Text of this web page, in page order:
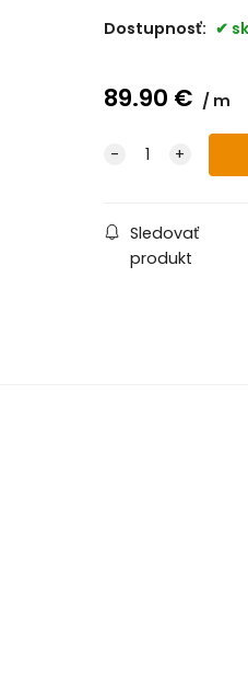
Dostupnosť:
89.90 € m
Sledovať
produkt